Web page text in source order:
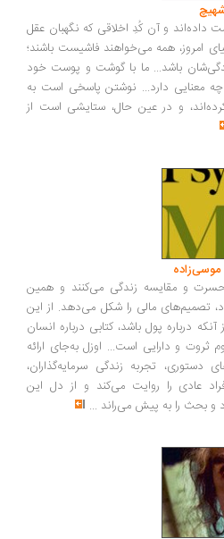
و آن کُدِ اخلاقی که نگهبان عقل
همه می‌خواهند فاشیست باشند؛
باشد... ما با گوشت و پوست خود
دارد... نوشتن پاسخی است به
و در عین حال، ستایشی است از
مقایسه زندگی می‌کنند و همین
مالی را شکل می‌دهد. از این
پول باشد، کتابی درباره انسان
دارایی است... اوزل به‌جای ارائه
تجربه زندگی سرمایه‌گذاران،
را روایت می‌کند و از دل این
را به پیش می‌راند ...